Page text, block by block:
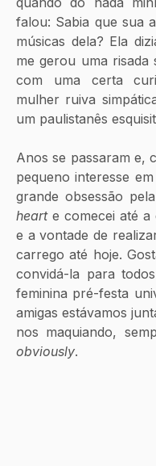
falou: Sabia que sua
músicas dela? Ela
me gerou uma
com uma certa
mulher ruiva
um paulistanês
Anos se passaram e,
pequeno interesse
grande obsessão
heart e comecei até a
e a vontade de
carrego até hoje.
convidá-la para
feminina pré-festa
amigas estávamos
obviously.